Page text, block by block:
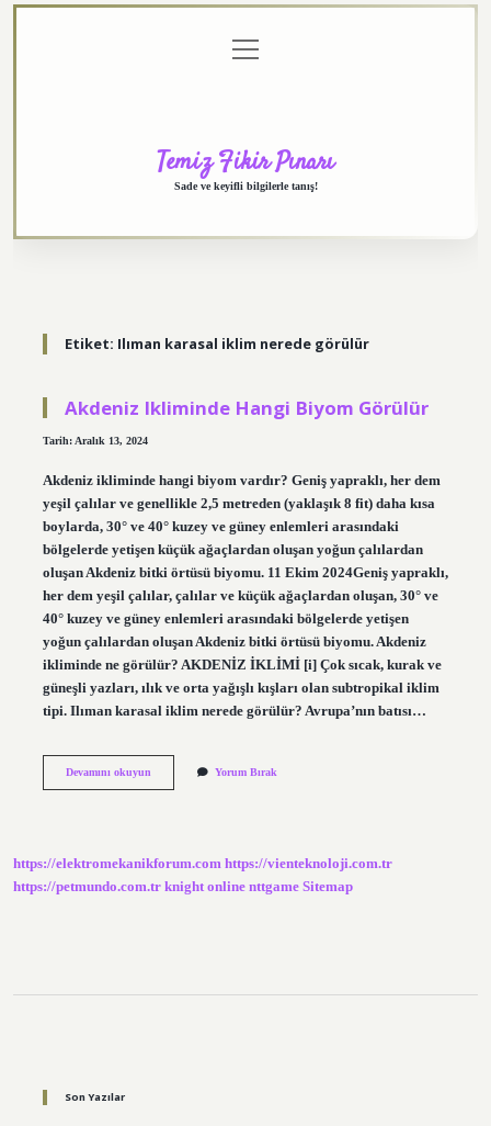
menüyü
aç
Temiz Fikir Pınarı
Sade ve keyifli bilgilerle tanış!
Etiket: Ilıman karasal iklim nerede görülür
Akdeniz Ikliminde Hangi Biyom Görülür
Tarih: Aralık 13, 2024
Akdeniz ikliminde hangi biyom vardır? Geniş yapraklı, her dem
yeşil çalılar ve genellikle 2,5 metreden (yaklaşık 8 fit) daha kısa
boylarda, 30° ve 40° kuzey ve güney enlemleri arasındaki
bölgelerde yetişen küçük ağaçlardan oluşan yoğun çalılardan
oluşan Akdeniz bitki örtüsü biyomu. 11 Ekim 2024Geniş yapraklı,
her dem yeşil çalılar, çalılar ve küçük ağaçlardan oluşan, 30° ve
40° kuzey ve güney enlemleri arasındaki bölgelerde yetişen
yoğun çalılardan oluşan Akdeniz bitki örtüsü biyomu. Akdeniz
ikliminde ne görülür? AKDENİZ İKLİMİ [i] Çok sıcak, kurak ve
güneşli yazları, ılık ve orta yağışlı kışları olan subtropikal iklim
tipi. Ilıman karasal iklim nerede görülür? Avrupa’nın batısı…
Devamını okuyunAkdeniz
Yorum Bırak
https://elektromekanikforum.com https://vienteknoloji.com.tr
https://petmundo.com.tr knight online nttgame Sitemap
Son Yazılar